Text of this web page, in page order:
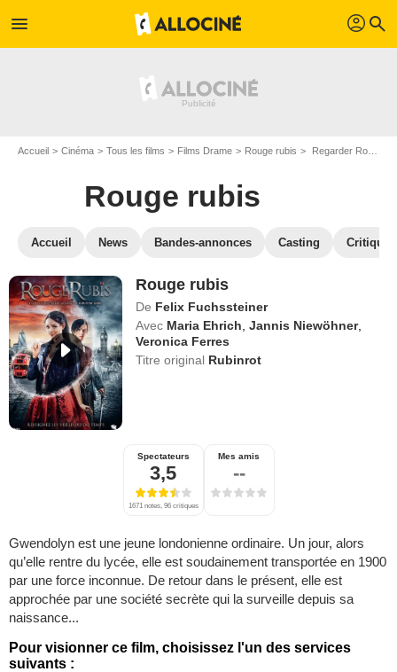
menu profil search
Accueil Cinéma Tous les films Films Drame Rouge rubis Regarder Rouge rubis en SVOD
Rouge rubis
Accueil News Bandes-annonces Casting
Rouge rubis
De Felix Fuchssteiner
Avec Maria Ehrich ,Jannis Niewöhner,
Veronica Ferres
Titre original Rubinrot
Spectateurs
3,5
1671 notes, 96 critiques
Mes amis
--
Gwendolyn est une jeune londonienne ordinaire. Un jour, alors
qu’elle rentre du lycée, elle est soudainement transportée en 1900
par une force inconnue. De retour dans le présent, elle est
approchée par une société secrète qui la surveille depuis sa
naissance...
Pour visionner ce film, choisissez l'un des services
suivants :